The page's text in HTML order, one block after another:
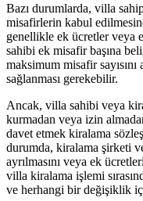
Bazı durumlarda, villa
misafirlerin kabul
genellikle ek ücretler
sahibi ek misafir başına
maksimum misafir
sağlanması gerekebilir.
Ancak, villa sahibi veya
kurmadan veya izin
davet etmek kiralama
durumda, kiralama şirketi
ayrılmasını veya ek
villa kiralama işlemi
ve herhangi bir değişiklik